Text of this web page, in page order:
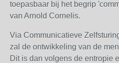
toepasbaar bij het begrip
van Arnold Cornelis.
Via Communicatieve
zal de ontwikkeling van de
Dit is dan volgens de entropie